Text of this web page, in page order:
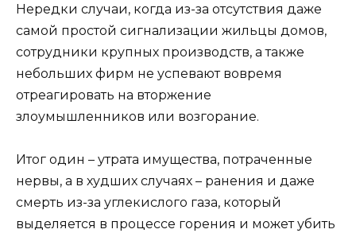
Нередки случаи, когда из-за отсутствия даже
самой простой сигнализации жильцы домов,
сотрудники крупных производств, а также
небольших фирм не успевают вовремя
отреагировать на вторжение
злоумышленников или возгорание.
Итог один – утрата имущества, потраченные
нервы, а в худших случаях – ранения и даже
смерть из-за углекислого газа, который
выделяется в процессе горения и может убить